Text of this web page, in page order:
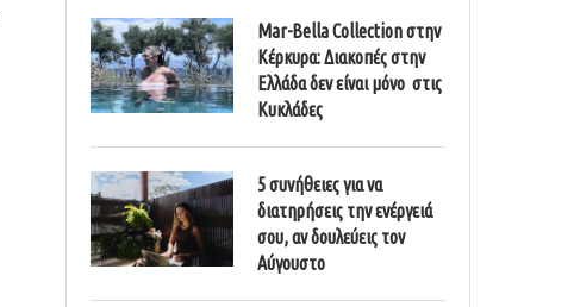
Mar-Bella Collection στην
Κέρκυρα: Διακοπές στην
Ελλάδα δεν είναι μόνο στις
Κυκλάδες
5 συνήθειες για να
διατηρήσεις την ενέργειά
σου, αν δουλεύεις τον
Αύγουστο